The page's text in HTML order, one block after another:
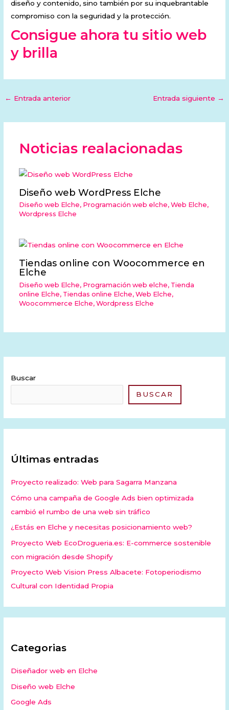
diseño y contenido, sino también por su inquebrantable
compromiso con la seguridad y la protección.
Consigue ahora tu sitio web
y brilla
← Entrada anterior Entrada siguiente →
Noticias realacionadas
Diseño web WordPress Elche
Diseño web Elche, Programación web elche, Web Elche,
Wordpress Elche
Tiendas online con Woocommerce en
Elche
Diseño web Elche, Programación web elche, Tienda
online Elche, Tiendas online Elche, Web Elche,
Woocommerce Elche, Wordpress Elche
Buscar
BUSCAR
Últimas entradas
Proyecto realizado: Web para Sagarra Manzana
Cómo una campaña de Google Ads bien optimizada
cambió el rumbo de una web sin tráfico
¿Estás en Elche y necesitas posicionamiento web?
Proyecto Web EcoDrogueria.es: E-commerce sostenible
con migración desde Shopify
Proyecto Web Vision Press Albacete: Fotoperiodismo
Cultural con Identidad Propia
Categorias
Diseñador web en Elche
Diseño web Elche
Google Ads